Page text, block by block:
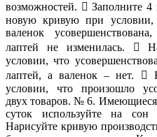
возможностей.  Заполните
новую кривую при условии,
валенок
лаптей не изменилась. 
условии, что
лаптей, а валенок – нет. 
условии, что произошло
двух товаров. № 6.
суток используйте на
Нарисуйте кривую